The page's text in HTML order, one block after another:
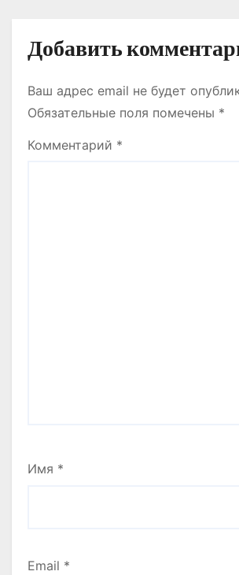
Добавить
Ваш адрес email не будет
Обязательные поля помечены *
Комментарий *
Имя *
Email *